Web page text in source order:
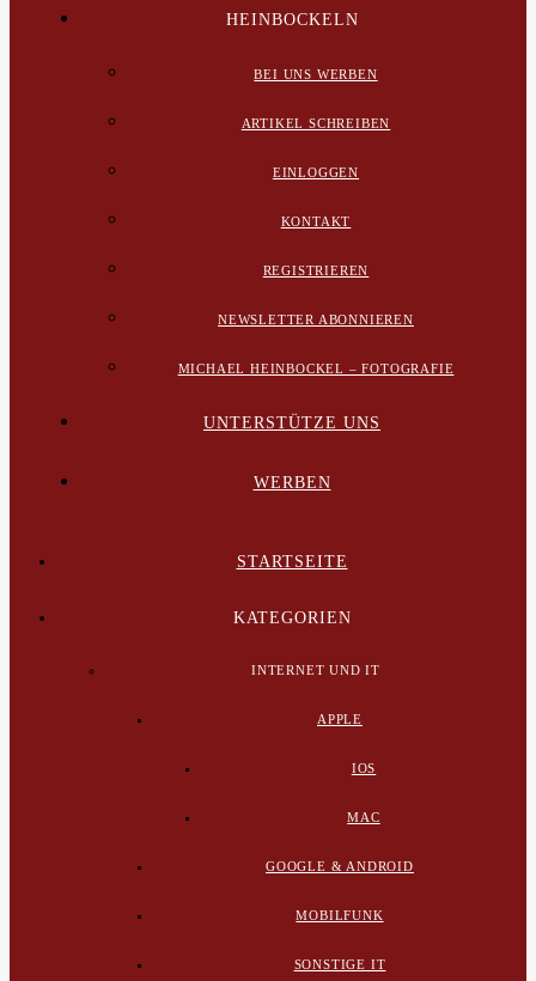
HEINBOCKELN
BEI UNS WERBEN
ARTIKEL SCHREIBEN
EINLOGGEN
KONTAKT
REGISTRIEREN
NEWSLETTER ABONNIEREN
MICHAEL HEINBOCKEL – FOTOGRAFIE
UNTERSTÜTZE UNS
WERBEN
STARTSEITE
KATEGORIEN
INTERNET UND IT
APPLE
IOS
MAC
GOOGLE & ANDROID
MOBILFUNK
SONSTIGE IT